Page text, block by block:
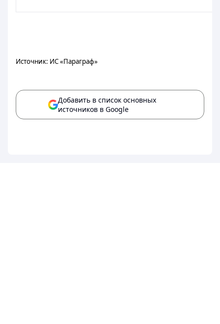
Источник: ИС «Параграф»
Добавить в список основных
источников в Google